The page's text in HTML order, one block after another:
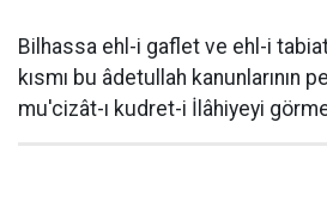
Bilhassa ehl-i gaflet ve ehl-i
kısmı bu âdetullah kanunlarının
mu'cizât-ı kudret-i İlâhiyeyi